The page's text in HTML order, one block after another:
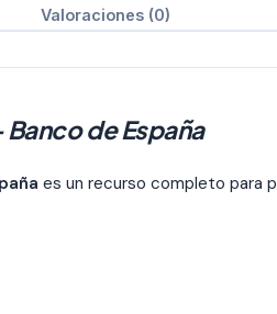
Valoraciones (0)
de España
es un recurso completo para